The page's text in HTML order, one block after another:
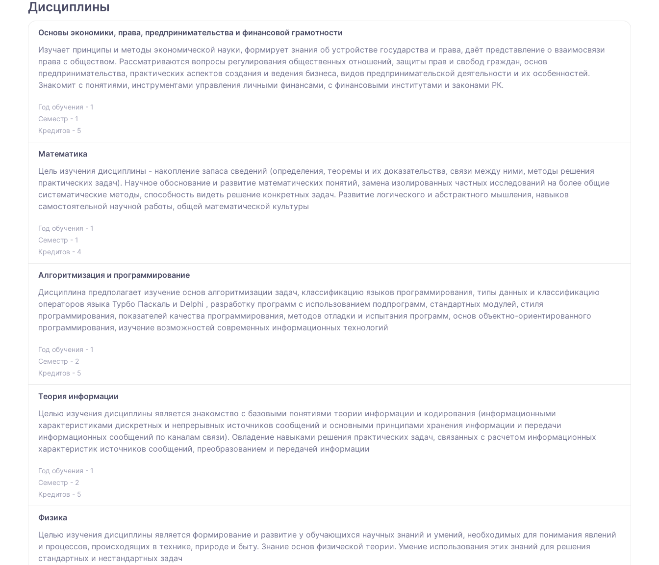
Дисциплины
Основы экономики, права, предпринимательства и финансовой грамотности
Изучает принципы и методы экономической науки, формирует знания об устройстве государства и права, даёт представление о взаимосвязи
права с обществом. Рассматриваются вопросы регулирования общественных отношений, защиты прав и свобод граждан, основ
предпринимательства, практических аспектов создания и ведения бизнеса, видов предпринимательской деятельности и их особенностей.
Знакомит с понятиями, инструментами управления личными финансами, с финансовыми институтами и законами РК.
Год обучения - 1
Семестр - 1
Кредитов - 5
Математика
Цель изучения дисциплины - накопление запаса сведений (определения, теоремы и их доказательства, связи между ними, методы решения
практических задач). Научное обоснование и развитие математических понятий, замена изолированных частных исследований на более общие
систематические методы, способность видеть решение конкретных задач. Развитие логического и абстрактного мышления, навыков
самостоятельной научной работы, общей математической культуры
Год обучения - 1
Семестр - 1
Кредитов - 4
Алгоритмизация и программирование
Дисциплина предполагает изучение основ алгоритмизации задач, классификацию языков программирования, типы данных и классификацию
операторов языка Турбо Паскаль и Delphi , разработку программ с использованием подпрограмм, стандартных модулей, стиля
программирования, показателей качества программирования, методов отладки и испытания программ, основ объектно-ориентированного
программирования, изучение возможностей современных информационных технологий
Год обучения - 1
Семестр - 2
Кредитов - 5
Теория информации
Целью изучения дисциплины является знакомство с базовыми понятиями теории информации и кодирования (информационными
характеристиками дискретных и непрерывных источников сообщений и основными принципами хранения информации и передачи
информационных сообщений по каналам связи). Овладение навыками решения практических задач, связанных с расчетом информационных
характеристик источников сообщений, преобразованием и передачей информации
Год обучения - 1
Семестр - 2
Кредитов - 5
Физика
Целью изучения дисциплины является формирование и развитие у обучающихся научных знаний и умений, необходимых для понимания явлений
и процессов, происходящих в технике, природе и быту. Знание основ физической теории. Умение использования этих знаний для решения
стандартных и нестандартных задач